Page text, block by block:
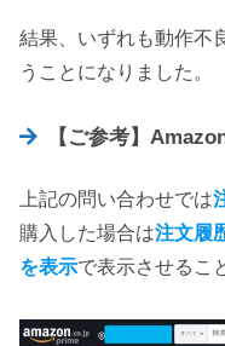
結果、いずれも動作不
うことになりました。
【ご参考】
上記の問い合わせでは
購入した場合は注文履
を表示で表示させるこ